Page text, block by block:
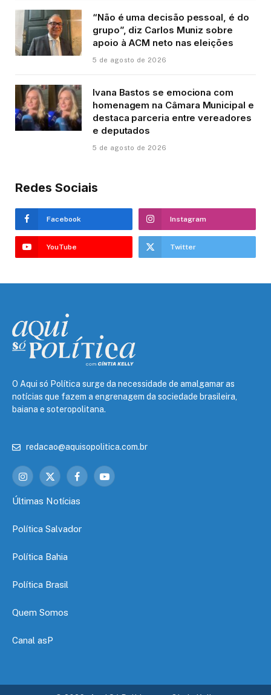
“Não é uma decisão pessoal, é do
grupo”, diz Carlos Muniz sobre
apoio à ACM neto nas eleições
5 de agosto de 2026
Ivana Bastos se emociona com
homenagem na Câmara Municipal e
destaca parceria entre vereadores
e deputados
5 de agosto de 2026
Redes Sociais
Facebook Instagram
YouTube Twitter
O Aqui só Política surge da necessidade de amalgamar as
notícias que fazem a engrenagem da sociedade brasileira,
baiana e soteropolitana.
redacao@aquisopolitica.com.br
Instagram
X
FacebookYouTube
Últimas Notícias
Política Salvador
Política Bahia
Política Brasil
Quem Somos
Canal asP